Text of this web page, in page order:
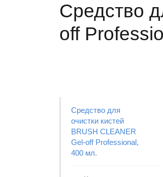
Средство
off
Средство для
очистки кистей
BRUSH CLEANER
Gel-off Professional,
400 мл.